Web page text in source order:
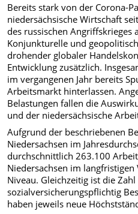
Bereits stark von der Corona-
niedersächsische Wirtschaft
des russischen Angriffskrieges
Konjunkturelle und
drohender globaler
Entwicklung zusätzlich.
im vergangenen Jahr bereits
Arbeitsmarkt hinterlassen.
Belastungen fallen die
und der niedersächsische
Aufgrund der beschriebenen
Niedersachsen im
durchschnittlich 263.100
Niedersachsen im
Niveau. Gleichzeitig ist die
sozialversicherungspflichtig
haben jeweils neue